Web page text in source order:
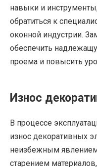
навыки и
обратиться к
оконной индустрии.
обеспечить
проема и повысить
Износ
В процессе
износ декоративных
неизбежным
старением